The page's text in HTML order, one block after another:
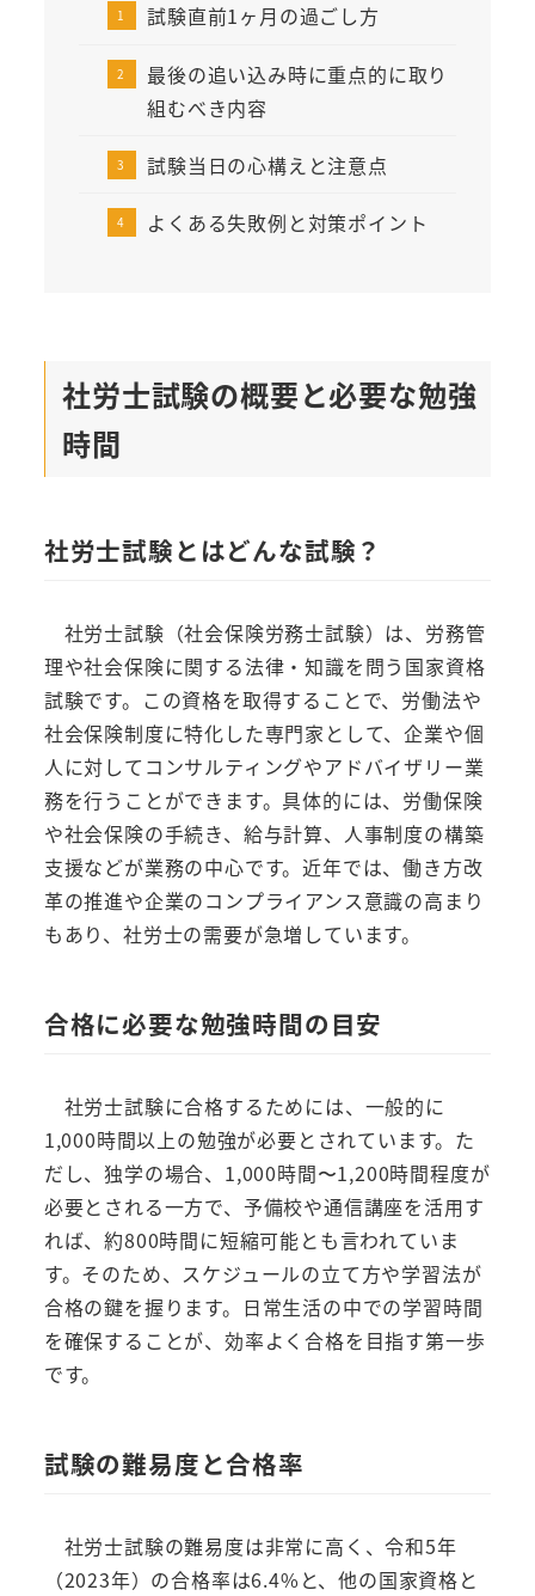
試験直前1ヶ月の過ごし方
最後の追い込み時に重点的に取り
組むべき内容
試験当日の心構えと注意点
よくある失敗例と対策ポイント
社労士試験の概要と必要な勉強
時間
社労士試験とはどんな試験？
社労士試験（社会保険労務士試験）は、労務管
理や社会保険に関する法律・知識を問う国家資格
試験です。この資格を取得することで、労働法や
社会保険制度に特化した専門家として、企業や個
人に対してコンサルティングやアドバイザリー業
務を行うことができます。具体的には、労働保険
や社会保険の手続き、給与計算、人事制度の構築
支援などが業務の中心です。近年では、働き方改
革の推進や企業のコンプライアンス意識の高まり
もあり、社労士の需要が急増しています。
合格に必要な勉強時間の目安
社労士試験に合格するためには、一般的に
1,000時間以上の勉強が必要とされています。た
だし、独学の場合、1,000時間〜1,200時間程度が
必要とされる一方で、予備校や通信講座を活用す
れば、約800時間に短縮可能とも言われていま
す。そのため、スケジュールの立て方や学習法が
合格の鍵を握ります。日常生活の中での学習時間
を確保することが、効率よく合格を目指す第一歩
です。
試験の難易度と合格率
社労士試験の難易度は非常に高く、令和5年
（2023年）の合格率は6.4%と、他の国家資格と